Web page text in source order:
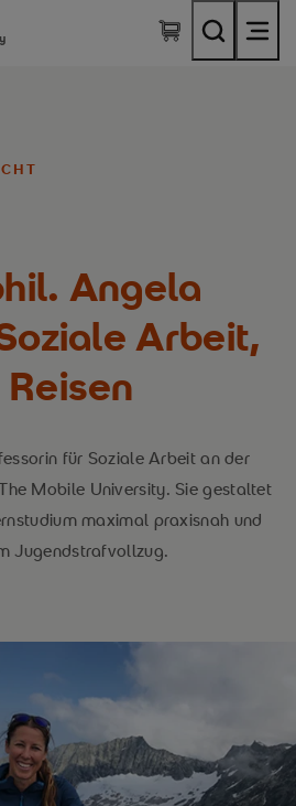
Mobile University
Angela
Arbeit,
für Soziale Arbeit an der
Mobile University. Sie gestaltet
maximal praxisnah und
Jugendstrafvollzug.